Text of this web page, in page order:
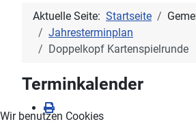
Aktuelle Seite: Startseite
Jahresterminplan
Doppelkopf Kartenspielrunde
Terminkalender
Wir benutzen Cookies